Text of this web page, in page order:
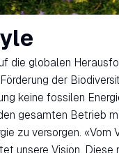
die globalen
der
keine fossilen
gesamten Betrieb
zu versorgen. «Vom
unsere Vision. Diese